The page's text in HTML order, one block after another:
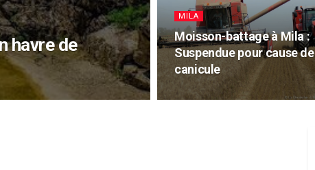
havre de
MILA
Moisson-battage à Mila :
Suspendue pour cause de
canicule